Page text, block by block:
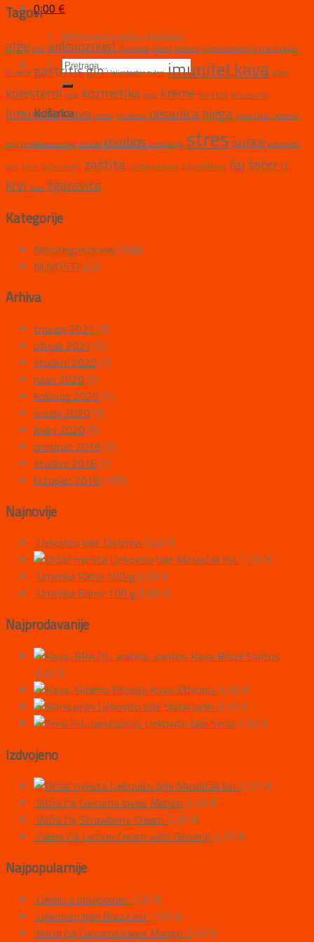
0,00 €
Nema proizvoda u košarici.
Košarica
Nema proizvoda u košarici.
Tagovi
alge anis anksioznost Ayurveda balans borovica crijevna oboljenja crveni papar
diuretik gastritisgin Helicobacter pylori imunitetkava kokos
kolesterol kosa kozmetika koža kreme krvni tlak kuhano vino
limunska trava motar muškarac nesanicanjega njega tijela pelenski
osip probavne smetnje refluks rooibos smeđa alga stressunce svjezdasti
anis začin začini za gin zaštita zaštita od sunca zvijezde anisa čaj šećer u
krvi žena žgaravica
Kategorije
Nekategorizirano (188)
NOVOSTI (22)
Arhiva
travanj 2021 (3)
ožujak 2021 (2)
studeni 2020 (1)
rujan 2020 (2)
kolovoz 2020 (1)
srpanj 2020 (3)
lipanj 2020 (5)
prosinac 2016 (2)
studeni 2016 (1)
listopad 2016 (190)
Najnovije
Ljekovito bilje Divizma 3,40 €
Ljekovito bilje Maslačak list 2,20 €
Limenka Ratio 100 g 6,00 €
Limenka Barny 100 g 6,60 €
Najprodavanije
Kava Brazil Santos
3,40 €
Kava Ethiopia 3,20 €
Ljekovito bilje Slatki pelin 3,70 €
Ljekovito bilje Sena 1,50 €
Izdvojeno
Ljekovito bilje Maslačak list 2,20 €
Voćni čaj Curcuma loves Mango 3,40 €
Voćni čaj Strawberry Cream 3,30 €
Zeleni čaj Lemon Cream with Ginseng 4,70 €
Najpopularnije
Cjedilo s privjeskom 7,20 €
Ljekovito bilje Breza list 1,60 €
Voćni čaj Curcuma loves Mango 3,40 €